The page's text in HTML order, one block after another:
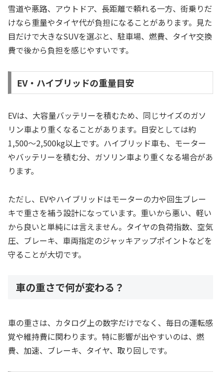
雪道や悪路、アウトドア、長距離で頼れる一方、街乗りだ
けなら重量やタイヤ代が負担になることがあります。見た
目だけで大きなSUVを選ぶと、駐車場、燃費、タイヤ交換
費で後から負担を感じやすいです。
EV・ハイブリッドの重量目安
EVは、大容量バッテリーを積むため、同じサイズのガソ
リン車より重くなることがあります。目安としては約
1,500〜2,500kg以上です。ハイブリッド車も、モーター
やバッテリーを積む分、ガソリン車より重くなる場合があ
ります。
ただし、EVやハイブリッドはモーターの力や回生ブレー
キで重さを補う設計になっています。重いから悪い、軽い
から良いと単純には言えません。タイヤの負荷指数、空気
圧、ブレーキ、車両指定のジャッキアップポイントなどを
守ることが大切です。
車の重さで何が変わる？
車の重さは、カタログ上の数字だけでなく、毎日の運転感
覚や維持費に関わります。特に影響が出やすいのは、燃
費、加速、ブレーキ、タイヤ、取り回しです。